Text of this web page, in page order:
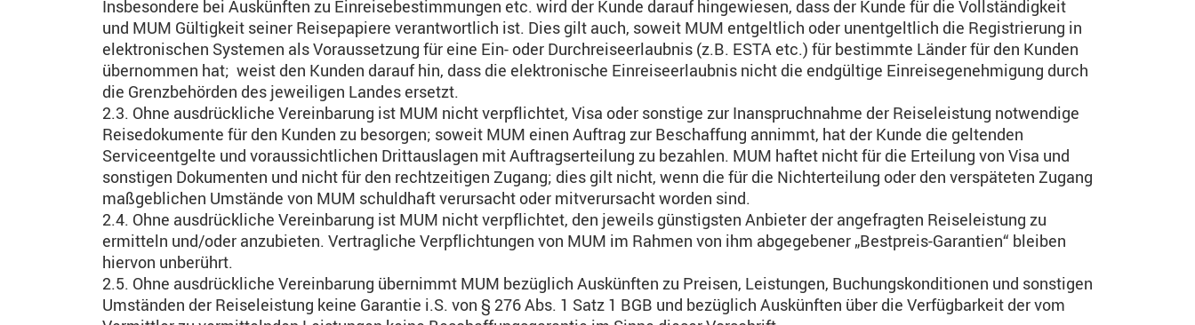
Insbesondere bei Auskünften zu Einreisebestimmungen etc. wird der Kunde darauf hingewiesen, dass der Kunde für die Vollständigkeit
und MUM Gültigkeit seiner Reisepapiere verantwortlich ist. Dies gilt auch, soweit MUM entgeltlich oder unentgeltlich die Registrierung in
elektronischen Systemen als Voraussetzung für eine Ein- oder Durchreiseerlaubnis (z.B. ESTA etc.) für bestimmte Länder für den Kunden
übernommen hat; weist den Kunden darauf hin, dass die elektronische Einreiseerlaubnis nicht die endgültige Einreisegenehmigung durch
die Grenzbehörden des jeweiligen Landes ersetzt.
2.3. Ohne ausdrückliche Vereinbarung ist MUM nicht verpflichtet, Visa oder sonstige zur Inanspruchnahme der Reiseleistung notwendige
Reisedokumente für den Kunden zu besorgen; soweit MUM einen Auftrag zur Beschaffung annimmt, hat der Kunde die geltenden
Serviceentgelte und voraussichtlichen Drittauslagen mit Auftragserteilung zu bezahlen. MUM haftet nicht für die Erteilung von Visa und
sonstigen Dokumenten und nicht für den rechtzeitigen Zugang; dies gilt nicht, wenn die für die Nichterteilung oder den verspäteten Zugang
maßgeblichen Umstände von MUM schuldhaft verursacht oder mitverursacht worden sind.
2.4. Ohne ausdrückliche Vereinbarung ist MUM nicht verpflichtet, den jeweils günstigsten Anbieter der angefragten Reiseleistung zu
ermitteln und/oder anzubieten. Vertragliche Verpflichtungen von MUM im Rahmen von ihm abgegebener „Bestpreis-Garantien“ bleiben
hiervon unberührt.
2.5. Ohne ausdrückliche Vereinbarung übernimmt MUM bezüglich Auskünften zu Preisen, Leistungen, Buchungskonditionen und sonstigen
Umständen der Reiseleistung keine Garantie i.S. von § 276 Abs. 1 Satz 1 BGB und bezüglich Auskünften über die Verfügbarkeit der vom